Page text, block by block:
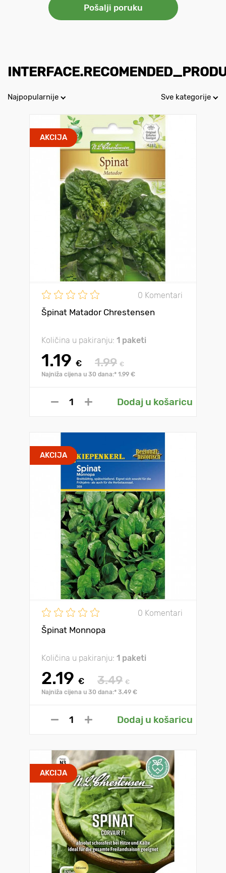
Najpopularnije Sve kategorije
AKCIJA
0 Komentari
Špinat Matador Chrestensen
Količina u pakiranju: 1 paketi
1.19 € 1.99 €
Najniža cijena u 30 dana:* 1.99 €
Dodaj u košaricu
AKCIJA
0 Komentari
Špinat Monnopa
Količina u pakiranju: 1 paketi
2.19 € 3.49 €
Najniža cijena u 30 dana:* 3.49 €
Dodaj u košaricu
AKCIJA